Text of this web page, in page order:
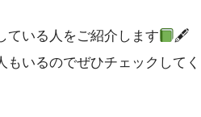
ている人をご紹介します
🖋
いるのでぜひチェックしてく